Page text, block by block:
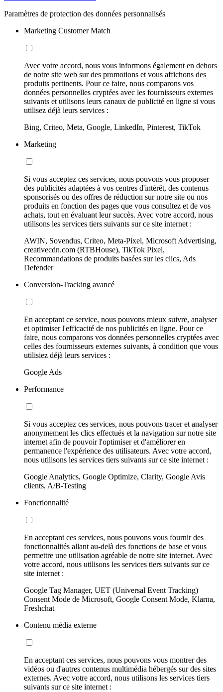
Paramètres de protection des données personnalisés
Marketing Customer Match
Avec votre accord, nous vous informons également en dehors
de notre site web sur des promotions et vous affichons des
produits pertinents. Pour ce faire, nous comparons vos
données personnelles cryptées avec les fournisseurs externes
suivants et utilisons leurs canaux de publicité en ligne si vous
utilisez déjà leurs services :
Bing, Criteo, Meta, Google, LinkedIn, Pinterest, TikTok
Marketing
Si vous acceptez ces services, nous pouvons vous proposer
des publicités adaptées à vos centres d'intérêt, des contenus
sponsorisés ou des offres de réduction sur notre site ou nos
produits en fonction des pages que vous consultez et de vos
achats, tout en évaluant leur succès. Avec votre accord, nous
utilisons les services tiers suivants sur ce site internet :
AWIN, Sovendus, Criteo, Meta-Pixel, Microsoft Advertising,
creativecdn.com (RTBHouse), TikTok Pixel,
Recommandations de produits basées sur les clics, Ads
Defender
Conversion-Tracking avancé
En acceptant ce service, nous pouvons mieux suivre, analyser
et optimiser l'efficacité de nos publicités en ligne. Pour ce
faire, nous comparons vos données personnelles cryptées avec
celles des fournisseurs externes suivants, à condition que vous
utilisiez déjà leurs services :
Google Ads
Performance
Si vous acceptez ces services, nous pouvons tracer et analyser
anonymement les clics effectués et la navigation sur notre site
internet afin de pouvoir l'optimiser et d'améliorer en
permanence l'expérience des utilisateurs. Avec votre accord,
nous utilisons les services tiers suivants sur ce site internet :
Google Analytics, Google Optimize, Clarity, Google Avis
clients, A/B-Testing
Fonctionnalité
En acceptant ces services, nous pouvons vous fournir des
fonctionnalités allant au-delà des fonctions de base et vous
permettre une utilisation agréable de notre site internet. Avec
votre accord, nous utilisons les services tiers suivants sur ce
site internet :
Google Tag Manager, UET (Universal Event Tracking)
Consent Mode de Microsoft, Google Consent Mode, Klarna,
Freshchat
Contenu média externe
En acceptant ces services, nous pouvons vous montrer des
vidéos ou d'autres contenus multimédia hébergés sur des sites
externes. Avec votre accord, nous utilisons les services tiers
suivants sur ce site internet :